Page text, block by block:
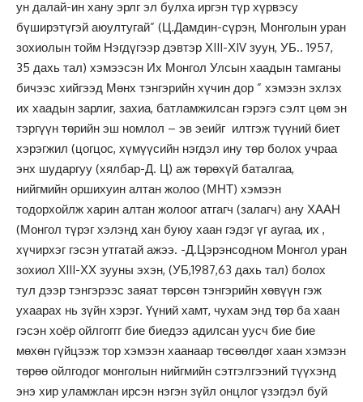
ун далай-ин хану эрлг эл булха иргэн түр хүрвэсу
бүширэтүгэй аюултугай” (Ц.Дамдин-сүрэн, Монголын уран
зохиолын тойм Нэгдүгээр дэвтэр ХIII-ХIV зуун, УБ.. 1957,
35 дахь тал) хэмээсэн Их Монгол Улсын хаадын тамганы
бичээс хийгээд Мөнх тэнгэрийн хүчин дор ” хэмээн эхлэх
их хаадын зарлиг, захиа, батламжилсан гэрэгэ сэлт цөм эн
тэргүүн төрийн эш номлол – эв эеийг илтгэж түүний биет
хэрэгжил (цогцос, хүмүүсийн нэгдэл ину төр болох учраа
энх шударгуу (хялбар-Д. Ц) аж төрөхүй баталгаа,
нийгмийн оршихуин алтан жолоо (МНТ) хэмээн
тодорхойлж харин алтан жолоог атгагч (залагч) ану ХААН
(Монгол түрэг хэлэнд хан буюу хаан гэдэг үг аугаа, их ,
хүчирхэг гэсэн утгатай ажээ. -Д.Цэрэнсодном Монгол уран
зохиол XIII-ХХ зууны эхэн, (УБ,1987,63 дахь тал) болох
тул дээр тэнгэрээс заяат төрсөн тэнгэрийн хөвүүн гэж
ухаарах нь зүйн хэрэг. Үүний хамт, чухам энд төр ба хаан
гэсэн хоёр ойлгоггг бие биедээ адилсан уусч бие бие
мөхөн гүйцээж тор хэмээн хаанаар төсөөлдөг хаан хэмээн
төрөө ойлгодог монголын нийгмийн сэтгэлгээний түүхэнд
энэ хир уламжлан ирсэн нэгэн зүйл онцлог үзэгдэл буй